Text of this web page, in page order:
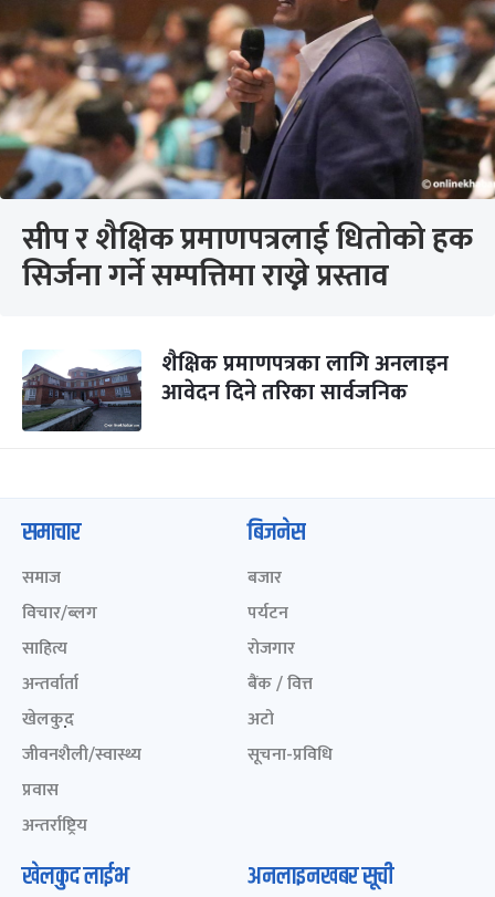
सीप र शैक्षिक प्रमाणपत्रलाई धितोको हक
सिर्जना गर्ने सम्पत्तिमा राख्ने प्रस्ताव
शैक्षिक प्रमाणपत्रका लागि अनलाइन
आवेदन दिने तरिका सार्वजनिक
समाचार
समाज
विचार/ब्लग
साहित्य
अन्तर्वार्ता
खेलकुद़़
जीवनशैली/स्वास्थ्य
प्रवास
अन्तर्राष्ट्रिय
बिजनेस
बजार
पर्यटन
रोजगार
बैंक / वित्त
अटो
सूचना-प्रविधि
खेलकुद लाईभ अनलाइनखबर सूची